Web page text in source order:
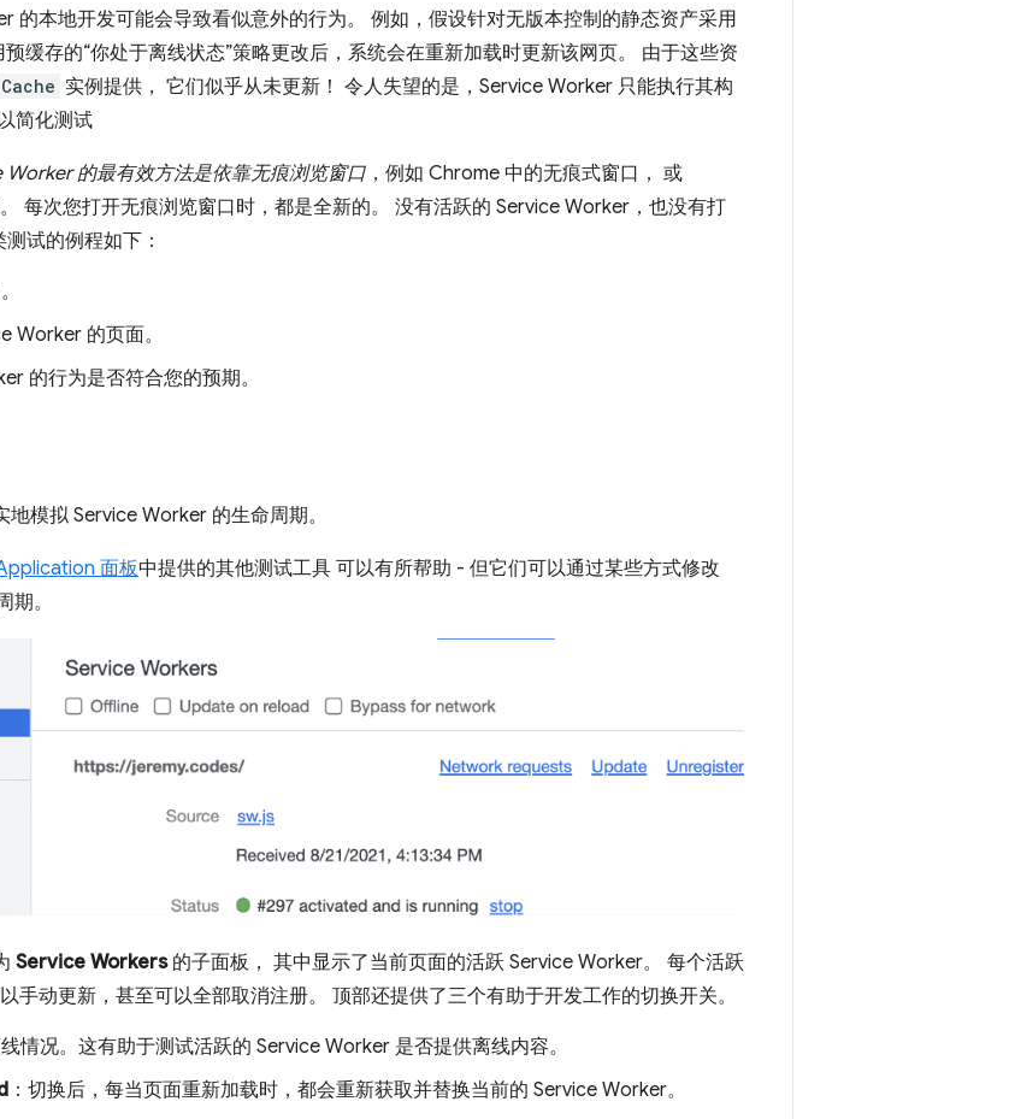
的本地开发可能会导致看似意外的行为。 例如，假设针对无版本控制的静态资产采用
预缓存的“你处于离线状态”策略更改后，系统会在重新加载时更新该网页。 由于这些资
Cache 实例提供， 它们似乎从未更新！ 令人失望的是，Service Worker 只能执行其构
简化测试
Worker 的最有效方法是依靠无痕浏览窗口 ，例如 Chrome 中的无痕式窗口， 或
每次您打开无痕浏览窗口时，都是全新的。 没有活跃的 Service Worker，也没有打
试的例程如下：
Worker 的页面。
的行为是否符合您的预期。
模拟 Service Worker 的生命周期。
面板中提供的其他测试工具 可以有所帮助 - 但它们可以通过某些方式修改
。
Service Workers的子面板， 其中显示了当前页面的活跃 Service Worker。 每个活跃
手动更新，甚至可以全部取消注册。 顶部还提供了三个有助于开发工作的切换开关。
情况。这有助于测试活跃的 Service Worker 是否提供离线内容。
：切换后，每当页面重新加载时，都会重新获取并替换当前的 Service Worker。